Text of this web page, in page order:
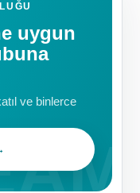
uygun
ve binlerce